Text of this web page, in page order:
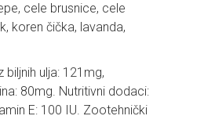
cele brusnice, cele
koren čička, lavanda,
ulja: 121mg,
80mg. Nutritivni dodaci:
E: 100 IU. Zootehnički